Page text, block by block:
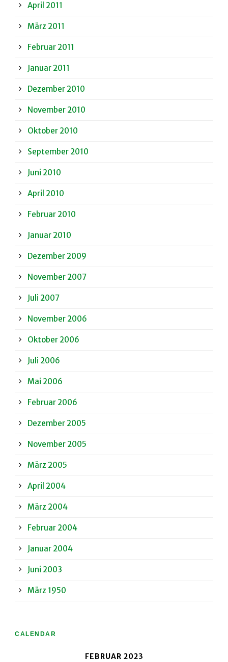
April 2011
März 2011
Februar 2011
Januar 2011
Dezember 2010
November 2010
Oktober 2010
September 2010
Juni 2010
April 2010
Februar 2010
Januar 2010
Dezember 2009
November 2007
Juli 2007
November 2006
Oktober 2006
Juli 2006
Mai 2006
Februar 2006
Dezember 2005
November 2005
März 2005
April 2004
März 2004
Februar 2004
Januar 2004
Juni 2003
März 1950
CALENDAR
FEBRUAR 2023